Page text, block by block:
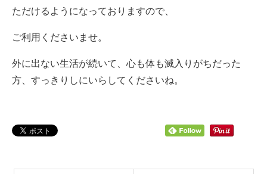
ただけるようになっておりますので、
ご利用くださいませ。
外に出ない生活が続いて、心も体も滅入りがちだった
方、すっきりしにいらしてくださいね。